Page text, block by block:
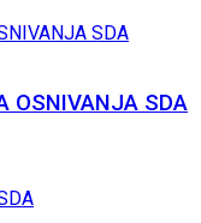
OSNIVANJA SDA